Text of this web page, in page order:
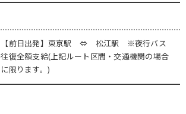
【前日出発】東京駅 ⇔ 松江駅 ※夜行バス
往復全額支給(上記ルート区間・交通機関の場合
に限ります。)